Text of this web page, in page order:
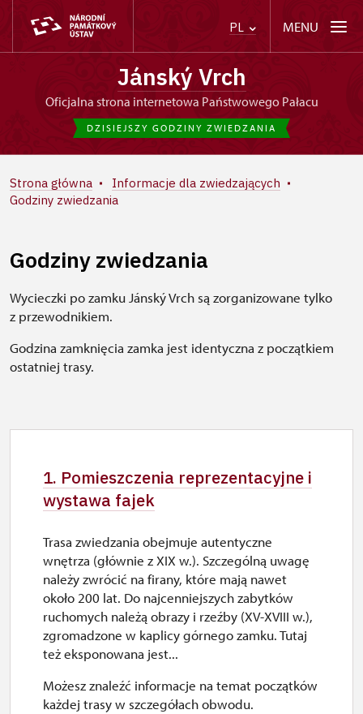
PL MENU
Jánský Vrch
Oficjalna strona internetowa Państwowego Pałacu
DZISIEJSZY GODZINY ZWIEDZANIA
Strona główna
Informacje dla zwiedzających
Godziny zwiedzania
Godziny zwiedzania
Wycieczki po zamku Jánský Vrch są zorganizowane tylko
z przewodnikiem.
Godzina zamknięcia zamka jest identyczna z początkiem
ostatniej trasy.
1. Pomieszczenia reprezentacyjne i
wystawa fajek
Trasa zwiedzania obejmuje autentyczne
wnętrza (głównie z XIX w.). Szczególną uwagę
należy zwrócić na firany, które mają nawet
około 200 lat. Do najcenniejszych zabytków
ruchomych należą obrazy i rzeźby (XV-XVIII w.),
zgromadzone w kaplicy górnego zamku. Tutaj
też eksponowana jest...
Możesz znaleźć informacje na temat początków
każdej trasy w szczegółach obwodu.